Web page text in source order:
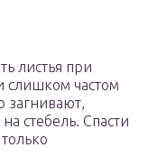
листья при
слишком частом
загнивают,
стебель. Спасти